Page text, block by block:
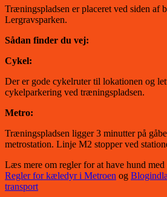
Træningspladsen er placeret ved siden af
Lergravsparken.
Sådan finder du vej:
Cykel:
Der er gode cykelruter til lokationen og
cykelparkering ved træningspladsen.
Metro:
Træningspladsen ligger 3 minutter på
metrostation. Linje M2 stopper ved
Læs mere om regler for at have hund
Regler for kæledyr i Metroen og
transport